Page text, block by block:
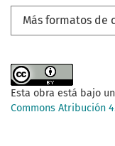
Más formatos de
Esta obra está bajo
Commons Atribución